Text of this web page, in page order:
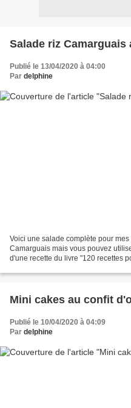
Salade riz Camarguais
Publié le 13/04/2020 à 04:00
Par delphine
Voici une salade complète pour
Camarguais mais vous pouvez
d'une recette du livre "120 recettes
Mini cakes au confit
Publié le 10/04/2020 à 04:09
Par delphine